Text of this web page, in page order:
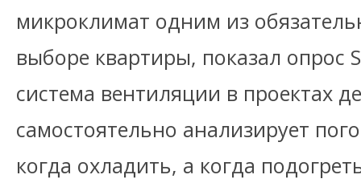
микроклимат одним из
выборе квартиры, показал опрос
система вентиляции в проектах
самостоятельно анализирует
когда охладить, а когда